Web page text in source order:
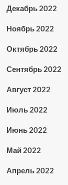
Декабрь 2022
Ноябрь 2022
Октябрь 2022
Сентябрь 2022
Август 2022
Июль 2022
Июнь 2022
Май 2022
Апрель 2022